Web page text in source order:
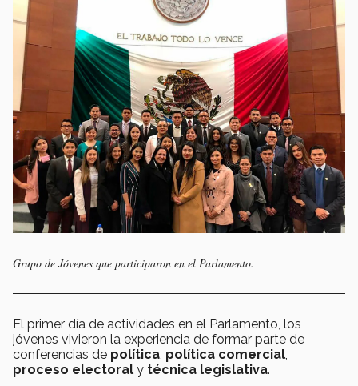
Grupo de Jóvenes que participaron en el Parlamento.
El primer día de actividades en el Parlamento, los
jóvenes vivieron la experiencia de formar parte de
conferencias de política, política comercial,
proceso electoral y técnica legislativa.